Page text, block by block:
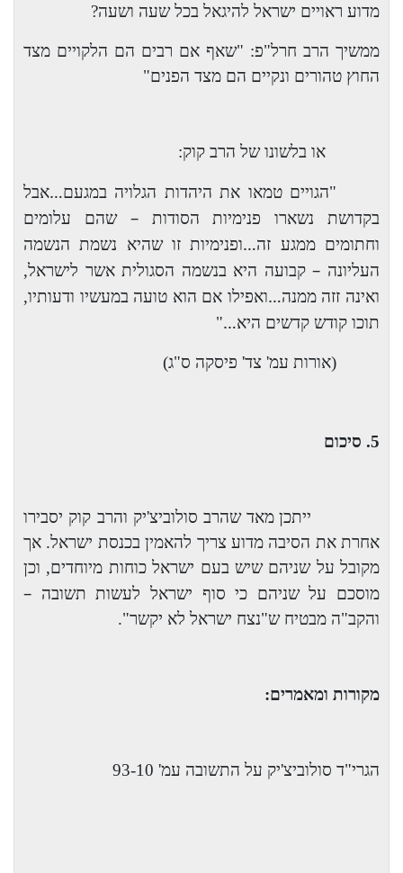
מדוע ראויים ישראל להיגאל בכל שעה ושעה?
ממשיך הרב חרל"פ: "שאף אם רבים הם הלקויים מצד
החוץ טהורים ונקיים הם מצד הפנים"
או בלשונו של הרב קוק:
"הגויים טמאו את היהדות הגלויה במגעם…אבל
בקדושת נשארו פנימיות הסודות– שהם עלומים
וחתומים ממגע זה…ופנימיות זו שהיא נשמת הנשמה
העליונה –קבועה היא בנשמה הסגולית אשר לישראל,
ואינה זזה ממנה…ואפילו אם הוא טועה במעשיו ודעותיו,
תוכו קודש קדשים היא…
"
(אורות עמ' צד' פיסקה ס"ג)
5. סיכום
ייתכן מאד שהרב סולוביצ'יק והרב קוק יסבירו
אחרת את הסיבה מדוע צריך להאמין בכנסת ישראל. אך
מקובל על שניהם שיש בעם ישראל כוחות מיוחדים, וכן
מוסכם על שניהם כי סוף ישראל לעשות תשובה –
והקב"ה מבטיח ש"נצח ישראל לא יקשר".
מקורות ומאמרים:
הגרי"ד סולוביצ'יק על התשובה עמ' 93-10